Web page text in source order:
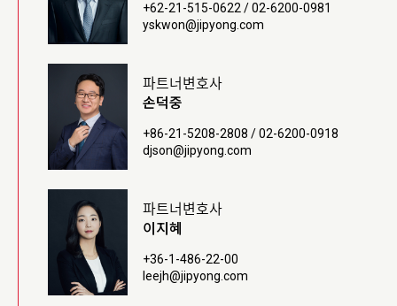
+62-21-515-0622 / 02-6200-0981
yskwon@jipyong.com
파트너변호사
손덕중
+86-21-5208-2808 / 02-6200-0918
djson@jipyong.com
파트너변호사
이지혜
+36-1-486-22-00
leejh@jipyong.com